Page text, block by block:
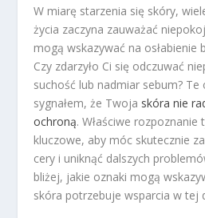
W miarę starzenia się skóry,
życia zaczyna zauważać
mogą wskazywać na osłabienie
Czy zdarzyło Ci się odczuwać
suchość lub nadmiar sebum?
sygnałem, że Twoja skóra nie
ochroną. Właściwe
kluczowe, aby móc skutecznie
cery i uniknąć dalszych
bliżej, jakie oznaki mogą
skóra potrzebuje wsparcia w tej